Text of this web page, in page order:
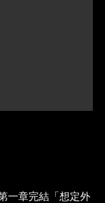
一章完結「想定外